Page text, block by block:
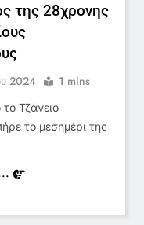
της 28χρονης
2024 1 mins
το Τζάνειο
το μεσημέρι της
ΑΝΤ1 ο
Στάθης
και The New York